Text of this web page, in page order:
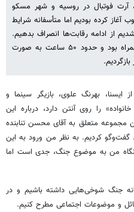
آرت فوتبال در روسیه و شهر مسکو
کرده بودیم اما متأسفانه شرایط
شدیم از ادامه رقابت‌ها انصراف بدهیم.
بازگشت ما نیز با دشواری‌های زیادی همراه بود و حدود ۵۰ ساعت به صورت
ایسنا، بهرنگ علوی، بازیگر سینما و
را روی آنتن دارد، درباره این
متعلق به آقای محسن تنابنده
کردیم. به نظر من ورود به این
نگاه من به موضوع جنگ، جدی است اما
جنگ شوخی‌هایی داشته باشیم و در
و موضوعات اجتماعی مطرح کنیم.